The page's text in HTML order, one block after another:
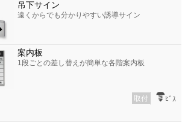
吊下サイン
遠くからでも分かりやすい誘導サイン
案内板
1段ごとの差し替えが簡単な各階案内板
取付 ﾋﾞｽ